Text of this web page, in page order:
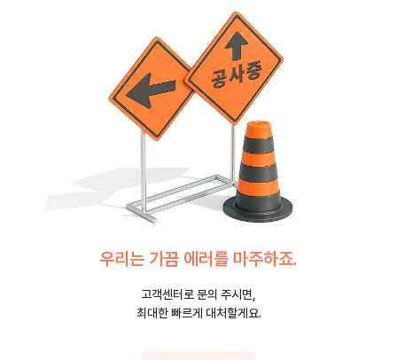
우리는 가끔 에러를 마주하죠.
고객센터로 문의 주시면,
최대한 빠르게 대처할게요.